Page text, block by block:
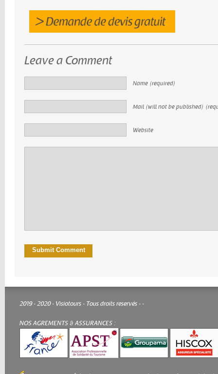
Leave a Comment
Name (required)
Mail (will not be published)
Website
2019 - 2020 - Visiotours - Tous droits reservés - -
NOS AGREMENTS & ASSURANCES :